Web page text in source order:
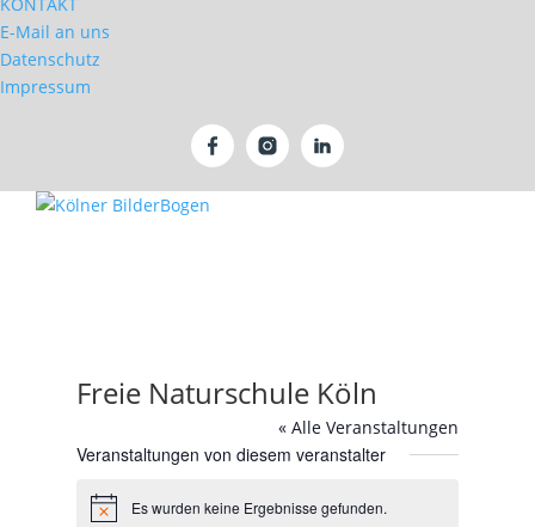
E-Mail an uns
Datenschutz
Impressum
Freie Naturschule Köln
« Alle Veranstaltungen
Veranstaltungen von diesem veranstalter
HinweisEs wurden keine Ergebnisse gefunden.